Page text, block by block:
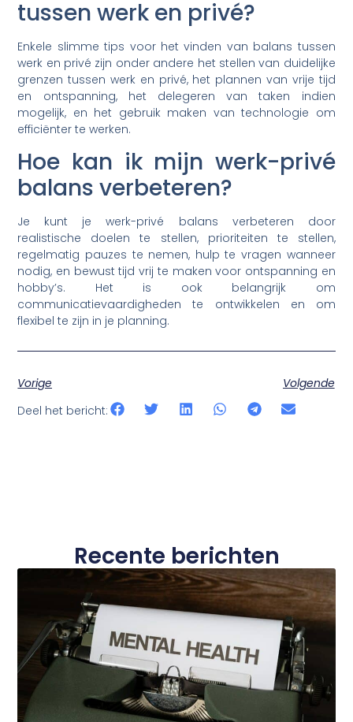
tussen werk en privé?
Enkele slimme tips voor het vinden van balans tussen
werk en privé zijn onder andere het stellen van duidelijke
grenzen tussen werk en privé, het plannen van vrije tijd
en ontspanning, het delegeren van taken indien
mogelijk, en het gebruik maken van technologie om
efficiënter te werken.
Hoe kan ik mijn werk-privé
balans verbeteren?
Je kunt je werk-privé balans verbeteren door
realistische doelen te stellen, prioriteiten te stellen,
regelmatig pauzes te nemen, hulp te vragen wanneer
nodig, en bewust tijd vrij te maken voor ontspanning en
hobby’s. Het is ook belangrijk om
communicatievaardigheden te ontwikkelen en om
flexibel te zijn in je planning.
Vorige
Volgende
Deel het bericht:
Recente berichten